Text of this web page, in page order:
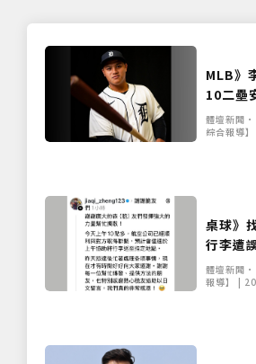
MLB》
10二壘
場安打
體壇新聞•
綜合報導
桌球》
行李遭
靜比賽
體壇新聞•
報導】 |